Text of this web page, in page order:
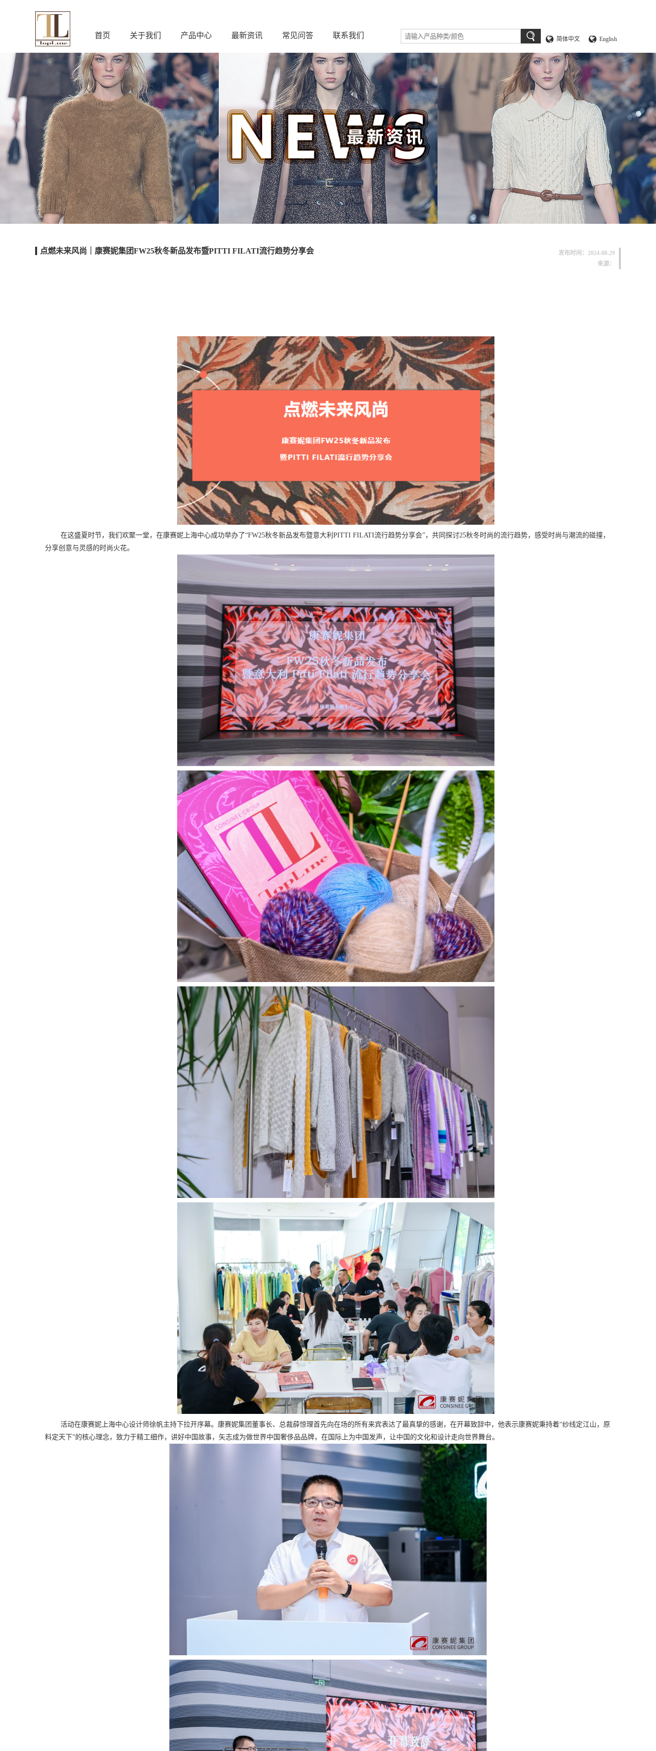
首页 关于我们 产品中心 最新资讯 常见问答 联系我们 简体中文 English
点燃未来风尚｜康赛妮集团FW25秋冬新品发布暨PITTI FILATI流行趋势分享会
发布时间：2024-08-29
来源：
在这盛夏时节，我们欢聚一堂，在康赛妮上海中心成功举办了“FW25秋冬新品发布暨意大利 PITTI FILATI流行趋势分享会”，共同探讨25秋冬时尚的流行趋势，感受时尚与潮流的碰撞，
分享创意与灵感的时尚火花。
活动在康赛妮上海中心设计师徐帆主持下拉开序幕。 康赛妮集团董事长、总裁薛惊理首先向在场的所有来宾表达了最真挚的感谢，在开幕致辞中，他表示康赛妮秉持着“纱线定江山，原
料定天下”的核心理念，致力于精工细作，讲好中国故事，矢志成为做世界中国奢侈品品牌，在国际上为中国发声，让中国的文化和设计走向世界舞台。